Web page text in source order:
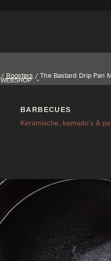
WEBSHOP
BARBECUES
Keramische, kamado’s &
/ Roosters / The Bastard Drip Pan